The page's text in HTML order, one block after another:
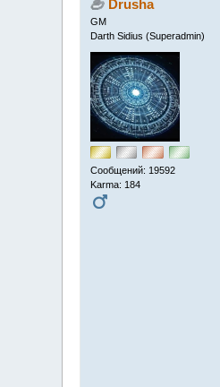
Drusha
GM
Darth Sidius (Superadmin)
Сообщений: 19592
Karma: 184